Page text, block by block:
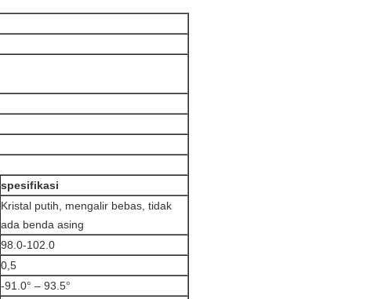
spesifikasi
Kristal putih, mengalir bebas, tidak
ada benda asing
98.0-102.0
0,5
-91.0° – 93.5°